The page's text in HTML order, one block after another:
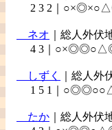
2 3 2｜○×◎×○△◎
ネオ ｜総人外伏
4 3｜○×◎◎○△◎
しずく
｜総人外
1 5 1｜
たか ｜総人外伏